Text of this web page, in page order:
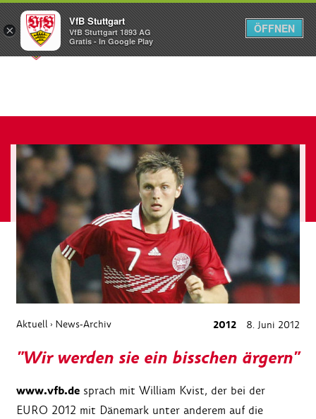
Menü
Aktuell › News-Archiv 2012 8. Juni 2012
"Wir werden sie ein bisschen ärgern"
www.vfb.de sprach mit William Kvist, der bei der
EURO 2012 mit Dänemark unter anderem auf die
×
VfB Stuttgart
VfB Stuttgart 1893 AG
Gratis - In Google Play
ÖFFNEN